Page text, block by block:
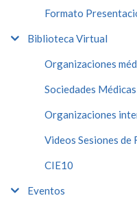
Formato
Biblioteca Virtual
Organizaciones
Sociedades
Organizaciones
Videos Sesiones de
CIE10
Eventos